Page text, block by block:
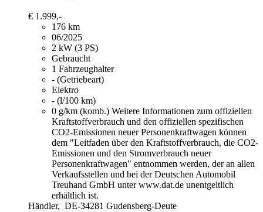
€ 1.999,-
176 km
06/2025
2 kW (3 PS)
Gebraucht
1 Fahrzeughalter
- (Getriebeart)
Elektro
- (l/100 km)
0 g/km (komb.) Weitere Informationen zum offiziellen
Kraftstoffverbrauch und den offiziellen spezifischen
CO2-Emissionen neuer Personenkraftwagen können
dem "Leitfaden über den Kraftstoffverbrauch, die CO2-
Emissionen und den Stromverbrauch neuer
Personenkraftwagen" entnommen werden, der an allen
Verkaufsstellen und bei der Deutschen Automobil
Treuhand GmbH unter www.dat.de unentgeltlich
erhältlich ist.
Händler, DE-34281 Gudensberg-Deute